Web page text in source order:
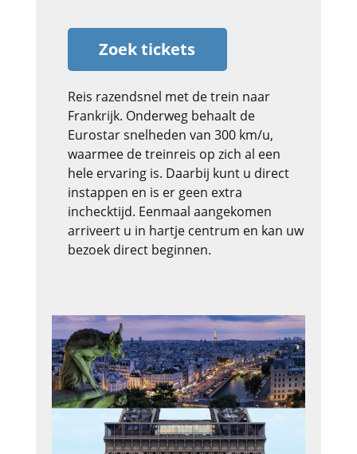
Zoek tickets
Reis razendsnel met de trein naar
Frankrijk. Onderweg behaalt de
Eurostar snelheden van 300 km/u,
waarmee de treinreis op zich al een
hele ervaring is. Daarbij kunt u direct
instappen en is er geen extra
inchecktijd. Eenmaal aangekomen
arriveert u in hartje centrum en kan uw
bezoek direct beginnen.